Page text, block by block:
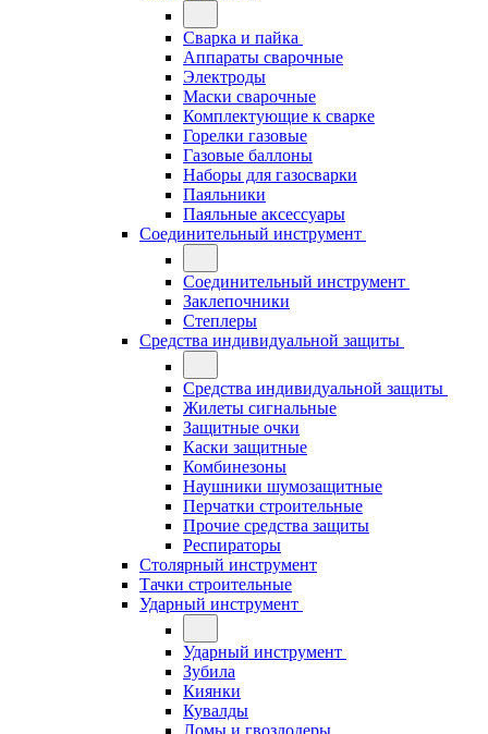
Сварка и пайка
Аппараты сварочные
Электроды
Маски сварочные
Комплектующие к сварке
Горелки газовые
Газовые баллоны
Наборы для газосварки
Паяльники
Паяльные аксессуары
Соединительный инструмент
Соединительный инструмент
Заклепочники
Степлеры
Средства индивидуальной защиты
Средства индивидуальной защиты
Жилеты сигнальные
Защитные очки
Каски защитные
Комбинезоны
Наушники шумозащитные
Перчатки строительные
Прочие средства защиты
Респираторы
Столярный инструмент
Тачки строительные
Ударный инструмент
Ударный инструмент
Зубила
Киянки
Кувалды
Ломы и гвоздодеры